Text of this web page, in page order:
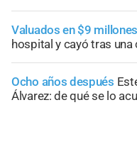
Valuados en $9 millones
hospital y cayó tras
Ocho años después
Álvarez: de qué se lo